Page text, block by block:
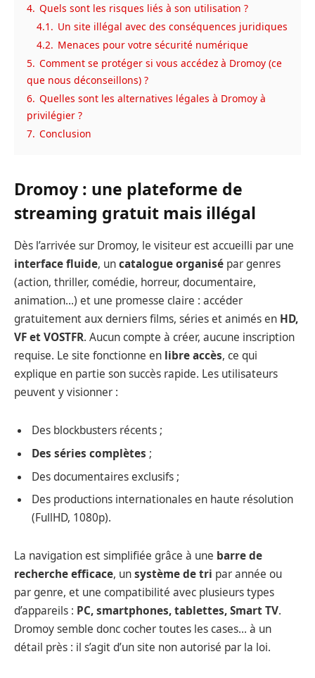
4. Quels sont les risques liés à son utilisation ?
4.1. Un site illégal avec des conséquences juridiques
4.2. Menaces pour votre sécurité numérique
5. Comment se protéger si vous accédez à Dromoy (ce
que nous déconseillons) ?
6. Quelles sont les alternatives légales à Dromoy à
privilégier ?
7. Conclusion
Dromoy : une plateforme de
streaming gratuit mais illégal
Dès l’arrivée sur Dromoy, le visiteur est accueilli par une
interface fluide, uncatalogue organisé par genres
(action, thriller, comédie, horreur, documentaire,
animation…) et une promesse claire : accéder
gratuitement aux derniers films, séries et animés en HD,
VF et VOSTFR. Aucun compte à créer, aucune inscription
requise. Le site fonctionne en libre accès, ce qui
explique en partie son succès rapide. Les utilisateurs
peuvent y visionner :
Des blockbusters récents ;
Des séries complètes ;
Des documentaires exclusifs ;
Des productions internationales en haute résolution
(FullHD, 1080p).
La navigation est simplifiée grâce à une barre de
recherche efficace, unsystème de tri par année ou
par genre, et une compatibilité avec plusieurs types
d’appareils : PC, smartphones, tablettes, Smart TV.
Dromoy semble donc cocher toutes les cases… à un
détail près : il s’agit d’un site non autorisé par la loi.